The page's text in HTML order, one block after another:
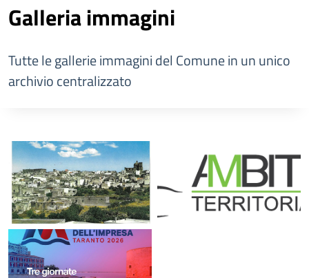
Galleria immagini
Tutte le gallerie immagini del Comune in un unico
archivio centralizzato